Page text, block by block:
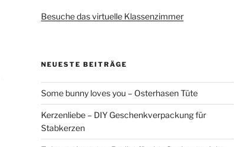
Besuche das virtuelle Klassenzimmer
NEUESTE BEITRÄGE
Some bunny loves you – Osterhasen Tüte
Kerzenliebe – DIY Geschenkverpackung für
Stabkerzen